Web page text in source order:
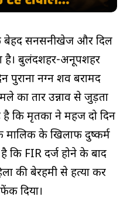
बेहद सनसनीखेज और दिल
है। बुलंदशहर-अनूपशहर
पुराना नग्न शव बरामद
का तार उन्नाव से जुड़ता
है कि मृतका ने महज दो दिन
मालिक के खिलाफ दुष्कर्म
कि FIR दर्ज होने के बाद
की बेरहमी से हत्या कर
दिया।